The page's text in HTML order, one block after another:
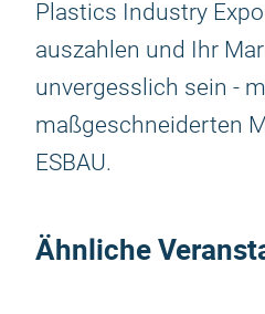
Plastics Industry
auszahlen und Ihr
unvergesslich sein -
maßgeschneiderten
ESBAU.
Ähnliche